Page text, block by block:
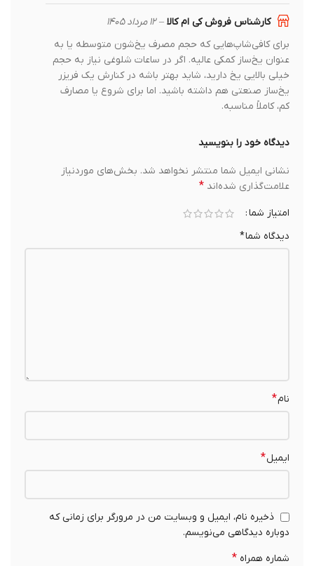
کارشناس فروش کی ام کالا– ۱۲ مرداد ۱۴۰۵
برای کافی‌شاپ‌هایی که حجم مصرف یخ‌شون متوسطه یا به
عنوان یخ‌ساز کمکی عالیه. اگر در ساعات شلوغی نیاز به حجم
خیلی بالایی یخ دارید، شاید بهتر باشه در کنارش یک فریزر
یخ‌ساز صنعتی هم داشته باشید. اما برای شروع یا مصارف
کم، کاملاً مناسبه.
دیدگاه خود را بنویسید
نشانی ایمیل شما منتشر نخواهد شد. بخش‌های موردنیاز
علامت‌گذاری شده‌اند*
امتیاز شما
دیدگاه شما*
ایمیل*
ذخیره نام، ایمیل و وبسایت من در مرورگر برای زمانی که
دوباره دیدگاهی می‌نویسم.
شماره همراه*